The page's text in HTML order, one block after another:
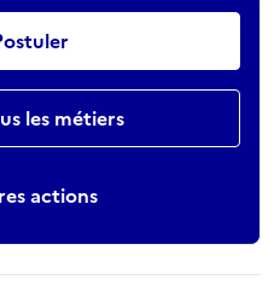
les métiers
actions